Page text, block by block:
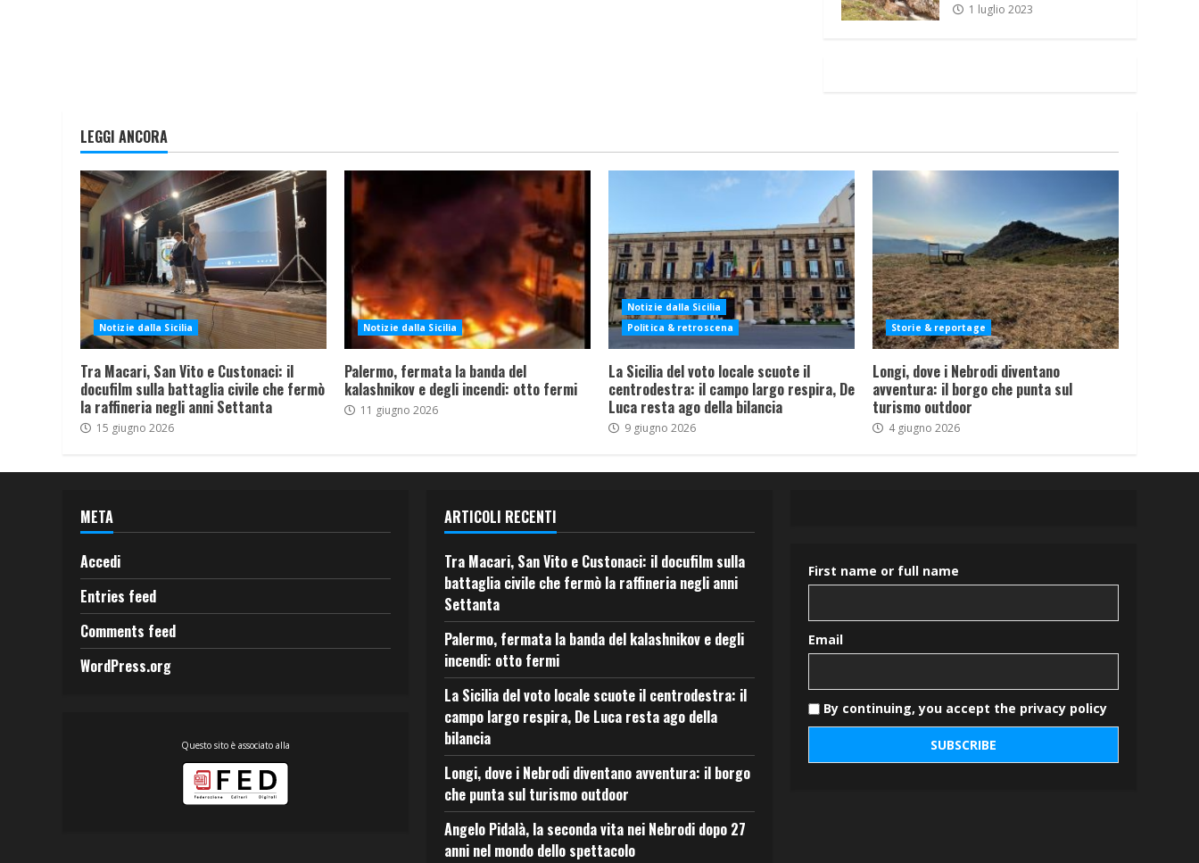
1 luglio 2023
LEGGI ANCORA
Notizie dalla Sicilia
Tra Macari, San Vito e Custonaci: il
docufilm sulla battaglia civile che fermò
la raffineria negli anni Settanta
15 giugno 2026
Notizie dalla Sicilia
Palermo, fermata la banda del
kalashnikov e degli incendi: otto fermi
11 giugno 2026
Notizie dalla Sicilia
Politica & retroscena
La Sicilia del voto locale scuote il
centrodestra: il campo largo respira, De
Luca resta ago della bilancia
9 giugno 2026
Storie & reportage
Longi, dove i Nebrodi diventano
avventura: il borgo che punta sul
turismo outdoor
4 giugno 2026
META
Accedi
Entries feed
Comments feed
WordPress.org
Questo sito è associato alla
ARTICOLI RECENTI
Tra Macari, San Vito e Custonaci: il docufilm sulla
battaglia civile che fermò la raffineria negli anni
Settanta
Palermo, fermata la banda del kalashnikov e degli
incendi: otto fermi
La Sicilia del voto locale scuote il centrodestra: il
campo largo respira, De Luca resta ago della
bilancia
Longi, dove i Nebrodi diventano avventura: il borgo
che punta sul turismo outdoor
Angelo Pidalà, la seconda vita nei Nebrodi dopo 27
anni nel mondo dello spettacolo
First name or full name
Email
By continuing, you accept the privacy policy